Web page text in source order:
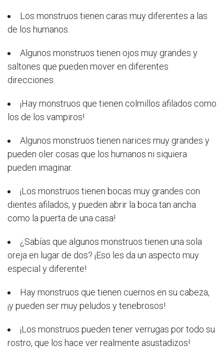
Los monstruos tienen caras muy diferentes a las
de los humanos.
Algunos monstruos tienen ojos muy grandes y
saltones que pueden mover en diferentes
direcciones.
¡Hay monstruos que tienen colmillos afilados como
los de los vampiros!
Algunos monstruos tienen narices muy grandes y
pueden oler cosas que los humanos ni siquiera
pueden imaginar.
¡Los monstruos tienen bocas muy grandes con
dientes afilados, y pueden abrir la boca tan ancha
como la puerta de una casa!
¿Sabías que algunos monstruos tienen una sola
oreja en lugar de dos? ¡Eso les da un aspecto muy
especial y diferente!
Hay monstruos que tienen cuernos en su cabeza,
¡y pueden ser muy peludos y tenebrosos!
¡Los monstruos pueden tener verrugas por todo su
rostro, que los hace ver realmente asustadizos!